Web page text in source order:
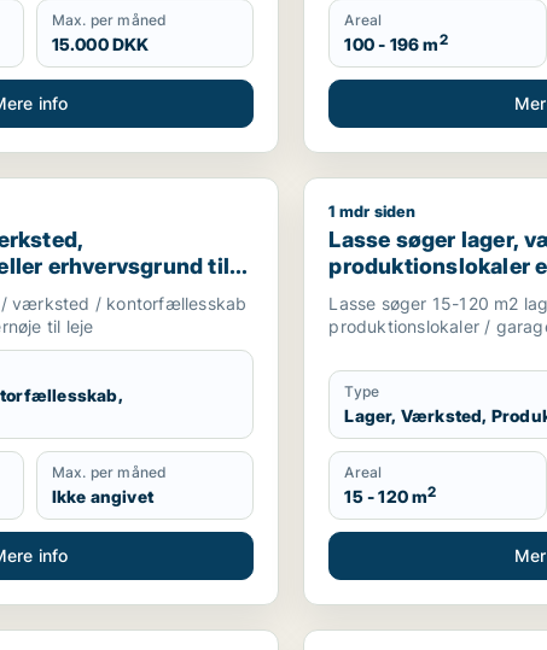
Max. per måned
15.000 DKK
info
Areal
100 - 196 m2
kontorfællesskab eller erhvervsgrund til leje i
erhvervsgrund til
værksted / kontorfællesskab
til leje
Max. per måned
Ikke angivet
info
Lasse søger lager,
1 mdr siden
Lasse søger lager,
produktionslokaler
Storkøbenhavn
Lasse søger 15-120 m2
produktionslokaler /
Type
Lager, Værksted,
Areal
15 - 120 m2